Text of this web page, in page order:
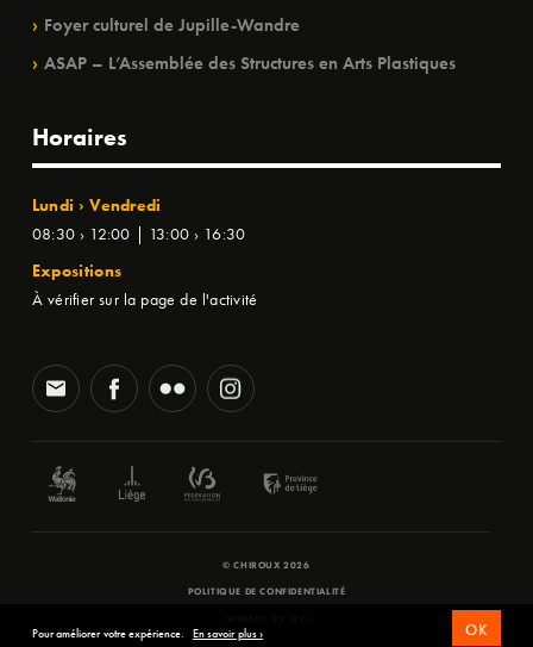
Foyer culturel de Jupille-Wandre
ASAP – L’Assemblée des Structures en Arts Plastiques
Horaires
Lundi › Vendredi
08:30 › 12:00 | 13:00 › 16:30
Expositions
À vérifier sur la page de l'activité
© CHIROUX 2026
POLITIQUE DE CONFIDENTIALITÉ
Pour améliorer votre expérience. En savoir plus › OK